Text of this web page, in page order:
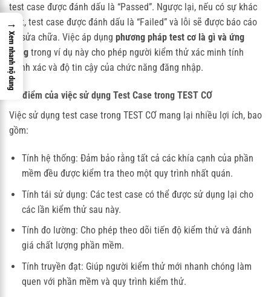
test case được đánh dấu là “Passed”. Ngược lại, nếu có sự khác
biệt, test case được đánh dấu là “Failed” và lỗi sẽ được báo cáo
để sửa chữa. Việc áp dụng phương pháp test cơ là gì và ứng
dụng trong ví dụ này cho phép người kiểm thử xác minh tính
chính xác và độ tin cậy của chức năng đăng nhập.
Ưu điểm của việc sử dụng Test Case trong TEST CƠ
Việc sử dụng test case trong TEST CƠ mang lại nhiều lợi ích, bao
gồm:
Tính hệ thống: Đảm bảo rằng tất cả các khía cạnh của phần
mềm đều được kiểm tra theo một quy trình nhất quán.
Tính tái sử dụng: Các test case có thể được sử dụng lại cho
các lần kiểm thử sau này.
Tính đo lường: Cho phép theo dõi tiến độ kiểm thử và đánh
giá chất lượng phần mềm.
Tính truyền đạt: Giúp người kiểm thử mới nhanh chóng làm
quen với phần mềm và quy trình kiểm thử.
→
Xem nhanh nộ dung